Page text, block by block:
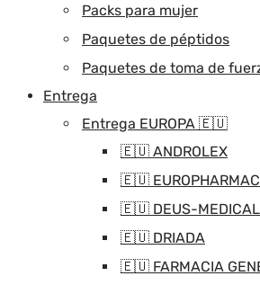
Packs para mujer
Paquetes de péptidos
Paquetes de toma de
Entrega
Entrega EUROPA 🇪🇺
🇪🇺 ANDROLEX
🇪🇺
🇪🇺 DEUS-MEDICAL
🇪🇺 DRIADA
🇪🇺 FARMACIA